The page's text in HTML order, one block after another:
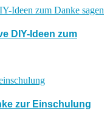
DIY-Ideen zum
zur Einschulung